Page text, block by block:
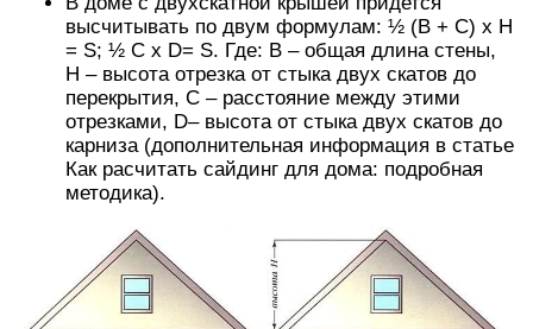
высчитывать по двум формулам: ½ (В + С) х Н
= S; ½ С х D= S. Где: В – общая длина стены,
Н – высота отрезка от стыка двух скатов до
перекрытия, С – расстояние между этими
отрезками, D– высота от стыка двух скатов до
карниза (дополнительная информация в статье
Как расчитать сайдинг для дома: подробная
методика).